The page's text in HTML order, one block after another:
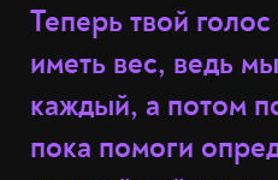
Теперь твой
иметь вес, ведь
каждый, а потом
пока помоги